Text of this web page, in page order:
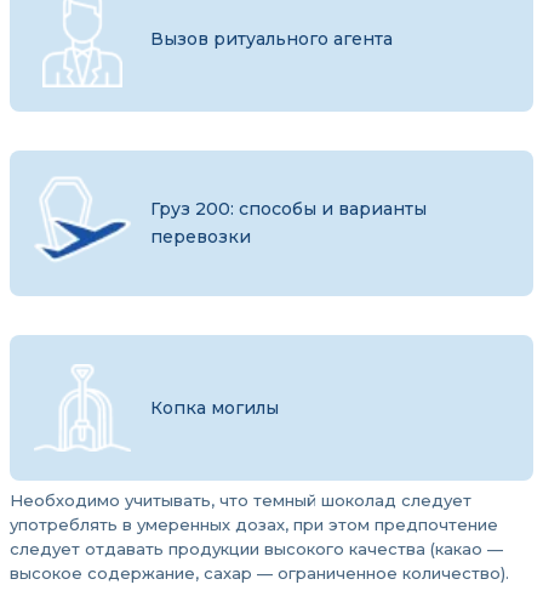
Вызов ритуального агента
Груз 200: способы и варианты
перевозки
Копка могилы
Необходимо учитывать, что темный шоколад следует
употреблять в умеренных дозах, при этом предпочтение
следует отдавать продукции высокого качества (какао —
высокое содержание, сахар — ограниченное количество).